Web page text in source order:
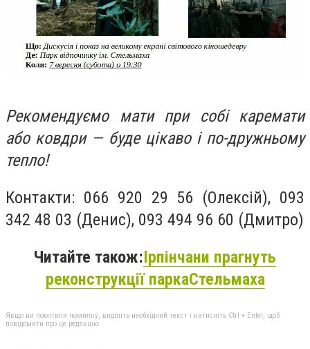
Рекомендуємо мати при собі каремати
або ковдри — буде цікаво і по-дружньому
тепло!
Контакти: 066 920 29 56 (Олексій), 093
342 48 03 (Денис), 093 494 96 60 (Дмитро)
Читайте також:Ірпінчани прагнуть
реконструкції паркаСтельмаха
Якщо ви помітили помилку, виділіть необхідний текст і натисніть Ctrl + Enter, щоб
повідомити про це редакцію